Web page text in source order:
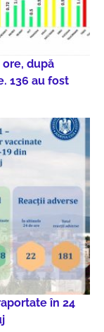
ore, după
136 au fost
în 24